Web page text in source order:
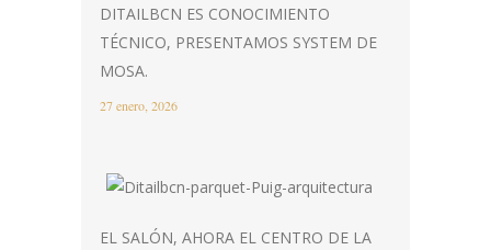
DITAILBCN ES CONOCIMIENTO
TÉCNICO, PRESENTAMOS SYSTEM DE
MOSA.
27 enero, 2026
EL SALÓN, AHORA EL CENTRO DE LA